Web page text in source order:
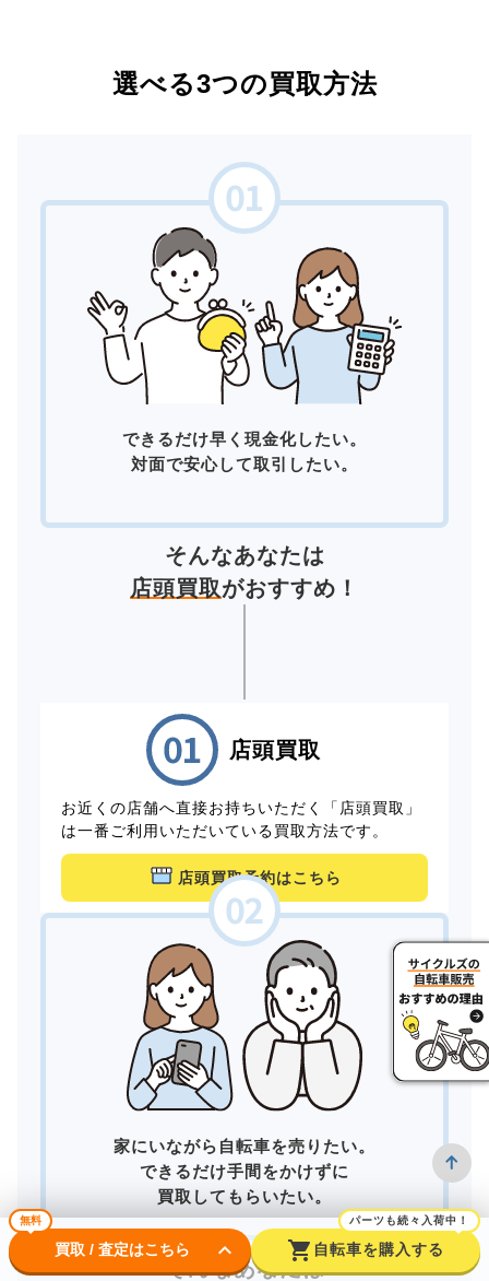
選べる3つの買取方法
できるだけ早く現金化したい。
対面で安心して取引したい。
そんなあなたは
店頭買取がおすすめ！
店頭買取
お近くの店舗へ直接お持ちいただく「店頭買取」
は一番ご利用いただいている買取方法です。
店頭買取予約はこちら
家にいながら自転車を売りたい。
できるだけ手間をかけずに
買取してもらいたい。
そんなあなたは
無料
買取 / 査定はこちら keyboard_arrow_down shopping_cart
パーツも続々入荷中！
自転車を購入する